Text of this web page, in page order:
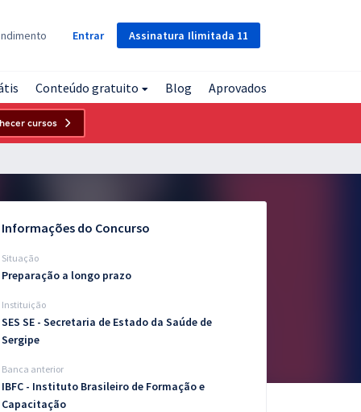
Assinatura Ilimitada 11
Entrar
Conteúdo gratuito Blog Aprovados
cursos
Informações do Concurso
Situação
Preparação a longo prazo
Instituição
SES SE - Secretaria de Estado da Saúde de
Sergipe
Banca anterior
IBFC - Instituto Brasileiro de Formação e
Capacitação